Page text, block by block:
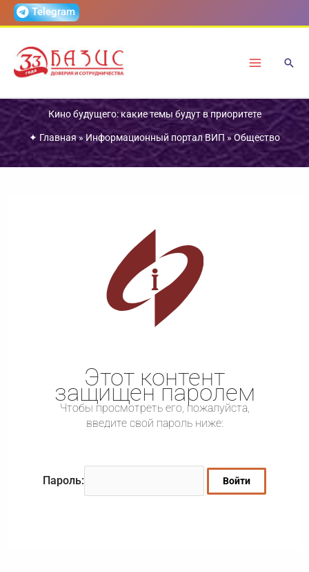
ПерейтиTelegram
Кино будущего: какие темы будут в приоритете
✦ Главная» Информационный портал ВИП»Общество
Этот контент
защищен паролем
Чтобы просмотреть его, пожалуйста,
введите свой пароль ниже:
Пароль: